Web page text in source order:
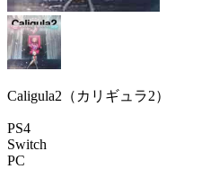
Caligula2（カリギュラ2）
PS4
Switch
PC